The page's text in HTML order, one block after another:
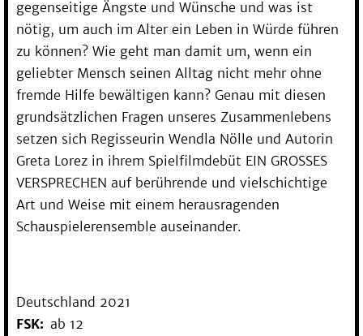
gegenseitige Ängste und Wünsche und was ist
nötig, um auch im Alter ein Leben in Würde führen
zu können? Wie geht man damit um, wenn ein
geliebter Mensch seinen Alltag nicht mehr ohne
fremde Hilfe bewältigen kann? Genau mit diesen
grundsätzlichen Fragen unseres Zusammenlebens
setzen sich Regisseurin Wendla Nölle und Autorin
Greta Lorez in ihrem Spielfilmdebüt EIN GROSSES
VERSPRECHEN auf berührende und vielschichtige
Art und Weise mit einem herausragenden
Schauspielerensemble auseinander.
Deutschland 2021
FSK
ab 12